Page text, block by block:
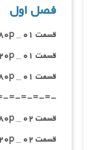
فصل اول
قسمت ۰۱ _ ۴۸۰p : | لینک مستقیم | دوبله فارسی
قسمت ۰۱ _ ۷۲۰p : | لینک مستقیم | دوبله فارسی
قسمت ۰۱ _ ۱۰۸۰p : | لینک مستقیم | دوبله فارسی
=-=-=-=-
قسمت ۰۲ _ ۴۸۰p : | لینک مستقیم | دوبله فارسی
قسمت ۰۲ _ ۷۲۰p : | لینک مستقیم | دوبله فارسی